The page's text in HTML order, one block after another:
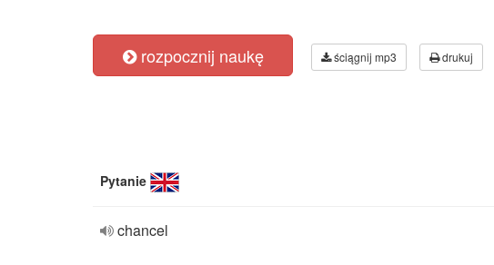
rozpocznij naukę ściągnij mp3 drukuj
Pytanie
chancel